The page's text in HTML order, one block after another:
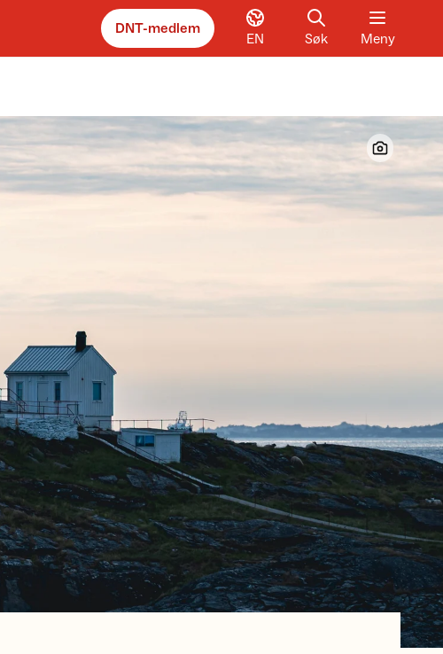
DNT-medlem
EN Søk Meny